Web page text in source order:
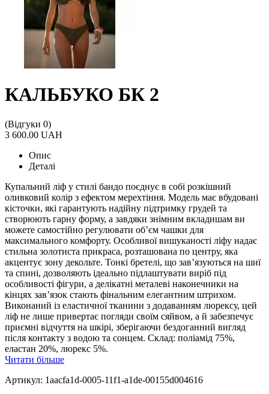
КАЛЬБУКО БК 2
(Відгуки 0)
3 600.00 UAH
Опис
Деталі
Купальний ліф у стилі бандо поєднує в собі розкішний
оливковий колір з ефектом мерехтіння. Модель має вбудовані
кісточки, які гарантують надійну підтримку грудей та
створюють гарну форму, а завдяки знімним вкладишам ви
можете самостійно регулювати об’єм чашки для
максимального комфорту. Особливої вишуканості ліфу надає
стильна золотиста прикраса, розташована по центру, яка
акцентує зону декольте. Тонкі бретелі, що зав’язуються на шиї
та спині, дозволяють ідеально підлаштувати виріб під
особливості фігури, а делікатні металеві наконечники на
кінцях зав’язок стають фінальним елегантним штрихом.
Виконаний із еластичної тканини з додаванням люрексу, цей
ліф не лише привертає погляди своїм сяйвом, а й забезпечує
приємні відчуття на шкірі, зберігаючи бездоганний вигляд
після контакту з водою та сонцем. Склад: поліамід 75%,
еластан 20%, люрекс 5%.
Читати більше
Артикул: 1aacfa1d-0005-11f1-a1de-00155d004616